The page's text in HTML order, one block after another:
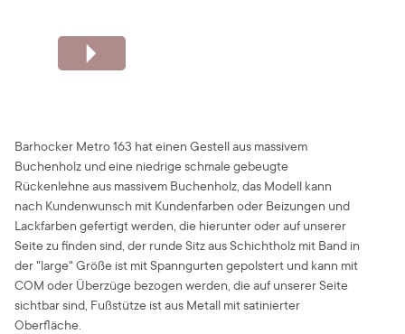
Barhocker Metro 163 hat einen Gestell aus massivem
Buchenholz und eine niedrige schmale gebeugte
Rückenlehne aus massivem Buchenholz, das Modell kann
nach Kundenwunsch mit Kundenfarben oder Beizungen und
Lackfarben gefertigt werden, die hierunter oder auf unserer
Seite zu finden sind, der runde Sitz aus Schichtholz mit Band in
der "large" Größe ist mit Spanngurten gepolstert und kann mit
COM oder Überzüge bezogen werden, die auf unserer Seite
sichtbar sind, Fußstütze ist aus Metall mit satinierter
Oberfläche.